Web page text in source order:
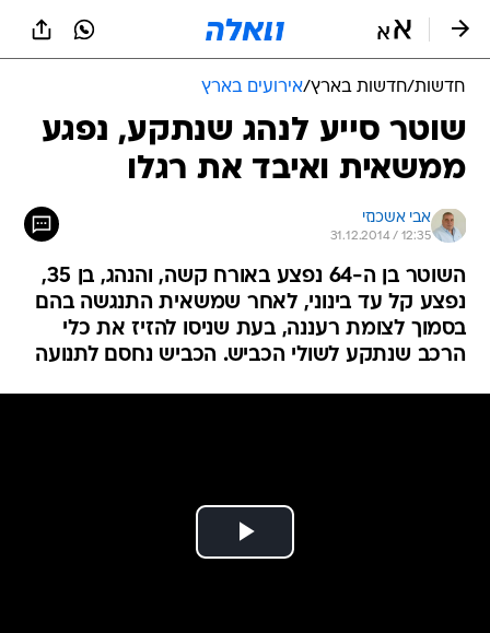
חדשות/חדשות בארץ/אירועים בארץ
שוטר סייע לנהג שנתקע, נפגע
ממשאית ואיבד את רגלו
אבי אשכנזי
31.12.2014 / 12:35
השוטר בן ה-64 נפצע באורח קשה, והנהג, בן 35,
נפצע קל עד בינוני, לאחר שמשאית התנגשה בהם
בסמוך לצומת רעננה, בעת שניסו להזיז את כלי
הרכב שנתקע לשולי הכביש. הכביש נחסם לתנועה